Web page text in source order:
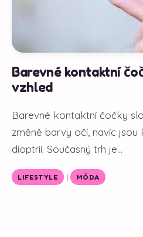
Barevné kontaktní
vzhled
Barevné kontaktní čočky
změně barvy očí, navíc
dioptrií. Současný trh je...
LIFESTYLE | MÓDA